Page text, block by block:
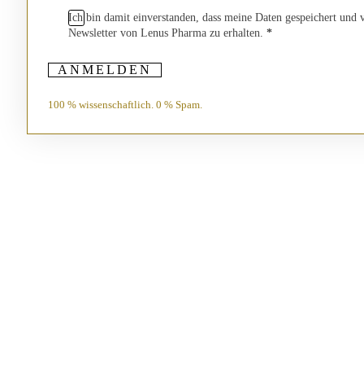
Ich bin damit einverstanden, dass meine Daten gespeichert und
Newsletter von Lenus Pharma zu erhalten. *
ANMELDEN
100 % wissenschaftlich. 0 % Spam.